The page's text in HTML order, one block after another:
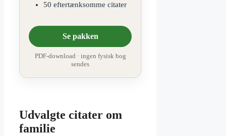
50 eftertænksomme citater
Se pakken
PDF-download · ingen fysisk bog
sendes
Udvalgte citater om
familie